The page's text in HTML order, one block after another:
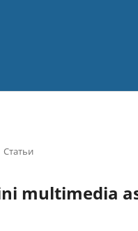
Статьи
multimedia